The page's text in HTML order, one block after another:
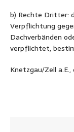
b) Rechte Dritter:
Verpflichtung
Dachverbänden
verpflichtet,
Knetzgau/Zell a.E.,